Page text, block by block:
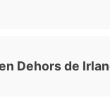
Dehors de